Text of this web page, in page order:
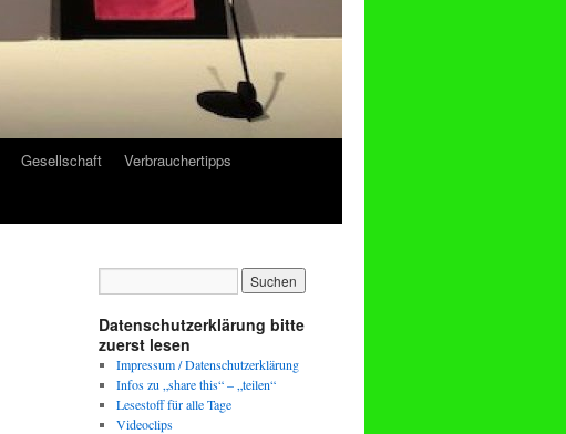
Gesellschaft
Verbrauchertipps
Datenschutzerklärung bitte
zuerst lesen
Impressum / Datenschutzerklärung
Infos zu „share this“ – „teilen“
Lesestoff für alle Tage
Videoclips